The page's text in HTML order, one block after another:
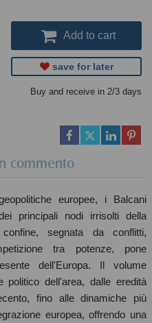
Add to cart
save for later
Buy and receive in 2/3 days
commento
europee, i Balcani
principali nodi irrisolti della
segnata da conflitti,
tra potenze, pone
dell'Europa. Il volume
dell'area, dalle eredità
fino alle dinamiche più
europea, offrendo una